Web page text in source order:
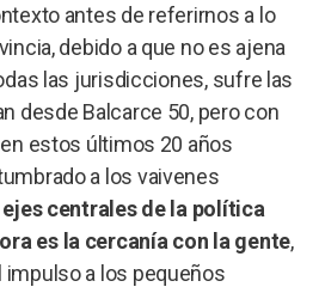
antes de referirnos a lo
debido a que no es ajena
las jurisdicciones, sufre las
desde Balcarce 50, pero con
estos últimos 20 años
a los vaivenes
centrales de la política
es la cercanía con la gente,
a los pequeños